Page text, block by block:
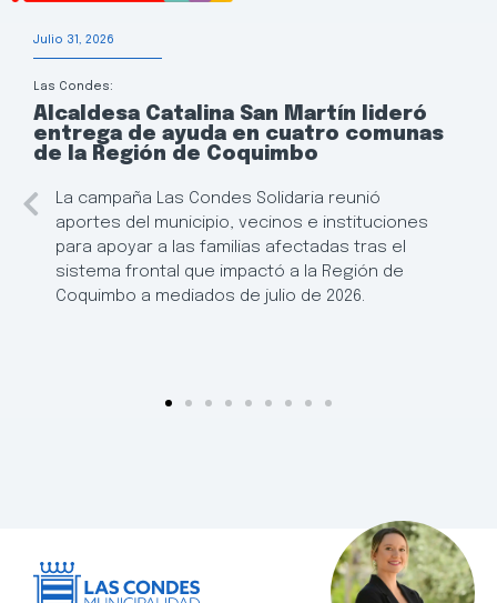
Julio 31, 2026
Las Condes:
Alcaldesa Catalina San Martín lideró
entrega de ayuda en cuatro comunas
de la Región de Coquimbo
La campaña Las Condes Solidaria reunió
aportes del municipio, vecinos e instituciones
para apoyar a las familias afectadas tras el
sistema frontal que impactó a la Región de
Coquimbo a mediados de julio de 2026.